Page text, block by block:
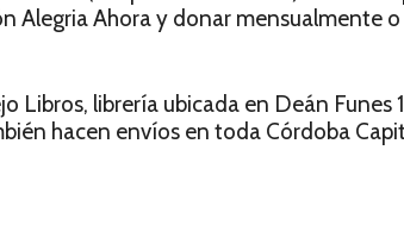
Alegria Ahora y donar mensualmente
Libros, librería ubicada en Deán Funes
hacen envíos en toda Córdoba